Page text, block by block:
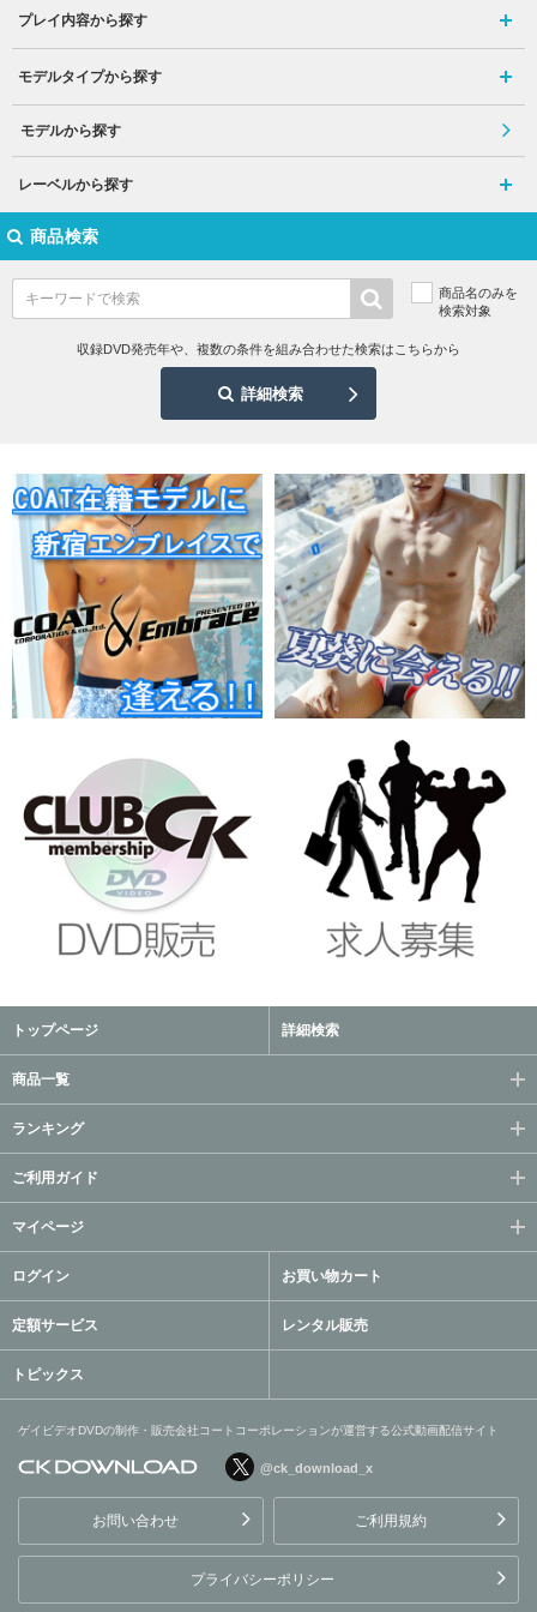
プレイ内容から探す
モデルタイプから探す
モデルから探す
レーベルから探す
商品検索
商品名のみを
検索対象
収録DVD発売年や、複数の条件を組み合わせた検索はこちらから
詳細検索
トップページ 詳細検索
商品一覧
ランキング
ご利用ガイド
マイページ
ログイン お買い物カート
定額サービス レンタル販売
トピックス
ゲイビデオDVDの制作・販売会社コートコーポレーションが運営する公式動画配信サイト
ョンが運営する公式動画配
信サイト
@ck_download_x
お問い合わせ ご利用規約
プライバシーポリシー